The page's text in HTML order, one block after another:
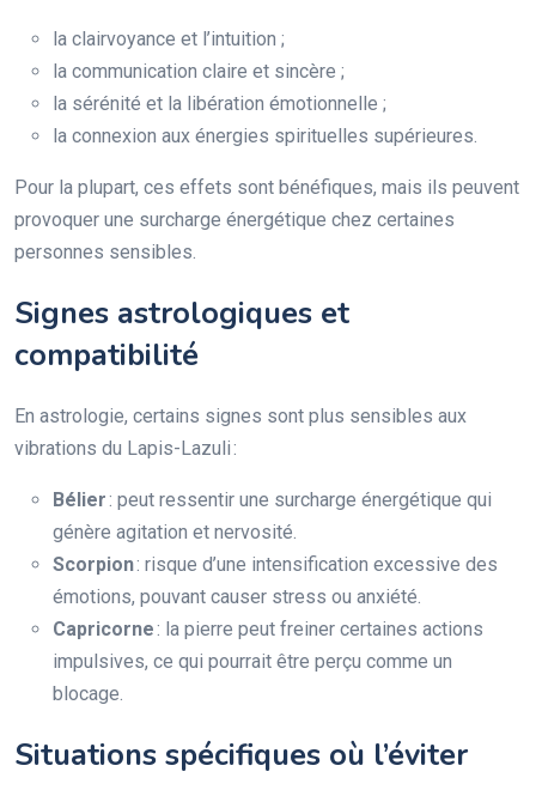
la clairvoyance et l’intuition ;
la communication claire et sincère ;
la sérénité et la libération émotionnelle ;
la connexion aux énergies spirituelles supérieures.
Pour la plupart, ces effets sont bénéfiques, mais ils peuvent
provoquer une surcharge énergétique chez certaines
personnes sensibles.
Signes astrologiques et
compatibilité
En astrologie, certains signes sont plus sensibles aux
vibrations du Lapis-Lazuli :
Bélier: peut ressentir une surcharge énergétique qui
génère agitation et nervosité.
Scorpion: risque d’une intensification excessive des
émotions, pouvant causer stress ou anxiété.
Capricorne: la pierre peut freiner certaines actions
impulsives, ce qui pourrait être perçu comme un
blocage.
Situations spécifiques où l’éviter